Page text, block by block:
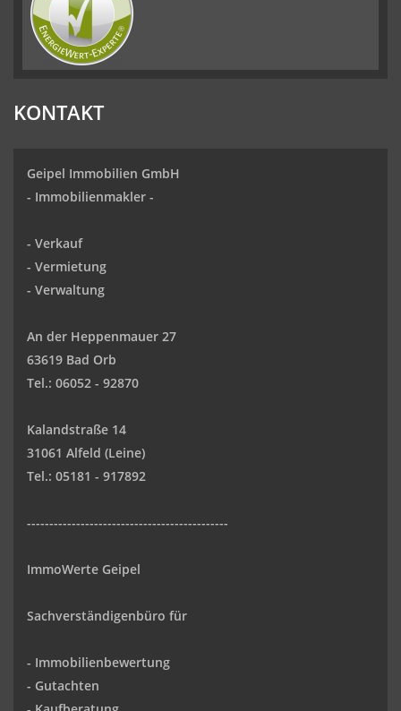
KONTAKT
Geipel Immobilien GmbH
- Immobilienmakler -
- Verkauf
- Vermietung
- Verwaltung
An der Heppenmauer 27
63619 Bad Orb
Tel.: 06052 - 92870
Kalandstraße 14
31061 Alfeld (Leine)
Tel.: 05181 - 917892
---------------------------------------------
ImmoWerte Geipel
Sachverständigenbüro für
- Immobilienbewertung
- Gutachten